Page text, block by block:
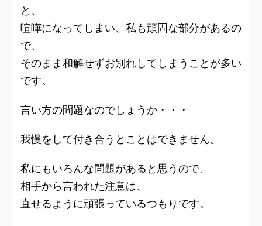
と、
喧嘩になってしまい、私も頑固な部分があるの
で、
そのまま和解せずお別れしてしまうことが多い
です。
言い方の問題なのでしょうか・・・
我慢をして付き合うとことはできません。
私にもいろんな問題があると思うので、
相手から言われた注意は、
直せるように頑張っているつもりです。